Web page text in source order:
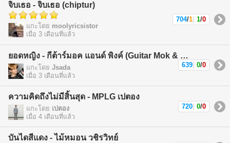
จิบเธอ - จิบเธอ (chiptur)
แกะโดย moolyricsistor
เมื่อ 3 เดือนที่แล้ว
704/1 1/0
ยอดหญิง - กีต้าร์มอค แอนด์ พิงค์ (Guitar Mok & Pink)
แกะโดย Jsada
เมื่อ 3 เดือนที่แล้ว
639 0/0
ความคิดถึงไม่มีสิ้นสุด - MPLG เปตอง
แกะโดย เปตอง
เมื่อ 4 เดือนที่แล้ว
720 0/0
บันไดสีแดง - ไม้หมอน วชิรวิทย์